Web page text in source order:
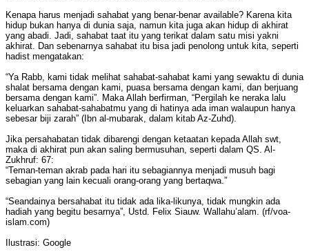
Kenapa harus menjadi sahabat yang benar-benar available? Karena kita
hidup bukan hanya di dunia saja, namun kita juga akan hidup di akhirat
yang abadi. Jadi, sahabat taat itu yang terikat dalam satu misi yakni
akhirat. Dan sebenarnya sahabat itu bisa jadi penolong untuk kita, seperti
hadist mengatakan:
“Ya Rabb, kami tidak melihat sahabat-sahabat kami yang sewaktu di dunia
shalat bersama dengan kami, puasa bersama dengan kami, dan berjuang
bersama dengan kami”. Maka Allah berfirman, “Pergilah ke neraka lalu
keluarkan sahabat-sahabatmu yang di hatinya ada iman walaupun hanya
sebesar biji zarah” (Ibn al-mubarak, dalam kitab Az-Zuhd).
Jika persahabatan tidak dibarengi dengan ketaatan kepada Allah swt,
maka di akhirat pun akan saling bermusuhan, seperti dalam QS. Al-
Zukhruf: 67:
“Teman-teman akrab pada hari itu sebagiannya menjadi musuh bagi
sebagian yang lain kecuali orang-orang yang bertaqwa.”
“Seandainya bersahabat itu tidak ada lika-likunya, tidak mungkin ada
hadiah yang begitu besarnya”, Ustd. Felix Siauw. Wallahu’alam. (rf/voa-
islam.com)
Ilustrasi: Google